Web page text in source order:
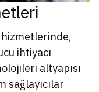
hizmetlerinde,
ihtiyacı
altyapısı
sağlayıcılar